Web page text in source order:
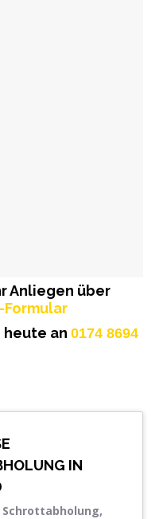
Anliegen über
heute an 0174 8694
IN
Schrottabholung,